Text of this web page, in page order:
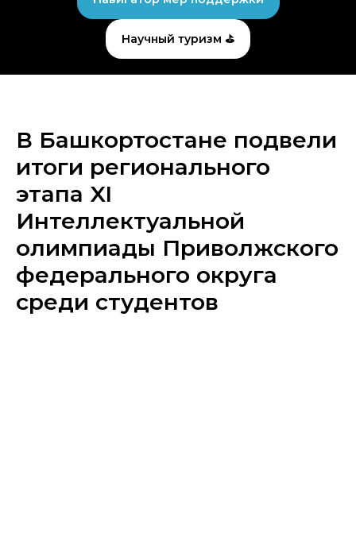
Научный туризм ⛳
В Башкортостане подвели
итоги регионального
этапа XI
Интеллектуальной
олимпиады Приволжского
федерального округа
среди студентов